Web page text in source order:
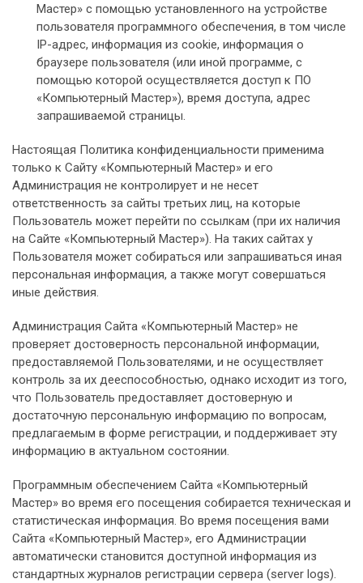
Мастер» с помощью установленного на устройстве
пользователя программного обеспечения, в том числе
IP-адрес, информация из cookie, информация о
браузере пользователя (или иной программе, с
помощью которой осуществляется доступ к ПО
«Компьютерный Мастер»), время доступа, адрес
запрашиваемой страницы.
Настоящая Политика конфиденциальности применима
только к Сайту «Компьютерный Мастер» и его
Администрация не контролирует и не несет
ответственность за сайты третьих лиц, на которые
Пользователь может перейти по ссылкам (при их наличия
на Сайте «Компьютерный Мастер»). На таких сайтах у
Пользователя может собираться или запрашиваться иная
персональная информация, а также могут совершаться
иные действия.
Администрация Сайта «Компьютерный Мастер» не
проверяет достоверность персональной информации,
предоставляемой Пользователями, и не осуществляет
контроль за их дееспособностью, однако исходит из того,
что Пользователь предоставляет достоверную и
достаточную персональную информацию по вопросам,
предлагаемым в форме регистрации, и поддерживает эту
информацию в актуальном состоянии.
Программным обеспечением Сайта «Компьютерный
Мастер» во время его посещения собирается техническая и
статистическая информация. Во время посещения вами
Сайта «Компьютерный Мастер», его Администрации
автоматически становится доступной информация из
стандартных журналов регистрации сервера (server logs).